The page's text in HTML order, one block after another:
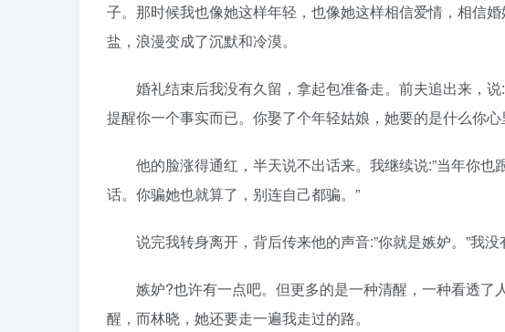
子。那时候我也像她这样年轻，也像她这样相信爱情，相信
盐，浪漫变成了沉默和冷漠。
婚礼结束后我没有久留，拿起包准备走。前夫追出来，说
提醒你一个事实而已。你娶了个年轻姑娘，她要的是什么你
他的脸涨得通红，半天说不出话来。我继续说:”当年你也
话。你骗她也就算了，别连自己都骗。”
说完我转身离开，背后传来他的声音:”你就是嫉妒。”我没
嫉妒?也许有一点吧。但更多的是一种清醒，一种看透了
醒，而林晓，她还要走一遍我走过的路。